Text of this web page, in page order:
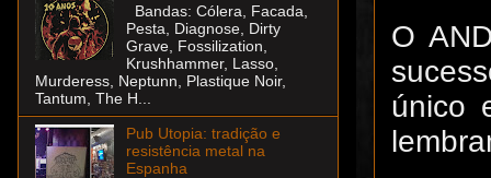
O
único
Bandas: Cólera, Facada,
Pesta, Diagnose, Dirty
Grave, Fossilization,
Krushhammer, Lasso,
Murderess, Neptunn, Plastique Noir,
Tantum, The H...
Pub Utopia: tradição e
resistência metal na
Espanha